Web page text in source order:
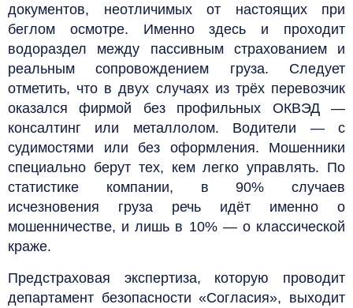
документов, неотличимых от настоящих при
беглом осмотре. Именно здесь и проходит
водораздел между пассивным страхованием и
реальным сопровождением груза. Следует
отметить, что в двух случаях из трёх перевозчик
оказался фирмой без профильных ОКВЭД —
консалтинг или металлолом. Водители — с
судимостями или без оформления. Мошенники
специально берут тех, кем легко управлять. По
статистике компании, в 90% случаев
исчезновения груза речь идёт именно о
мошенничестве, и лишь в 10% — о классической
краже.
Предстраховая экспертиза, которую проводит
департамент безопасности «Согласия», выходит